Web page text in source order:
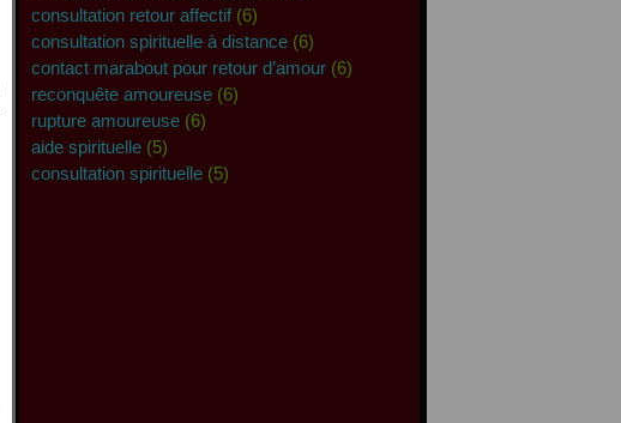
consultation retour affectif (6)
consultation spirituelle à distance (6)
contact marabout pour retour d’amour (6)
reconquête amoureuse (6)
rupture amoureuse (6)
aide spirituelle (5)
consultation spirituelle (5)